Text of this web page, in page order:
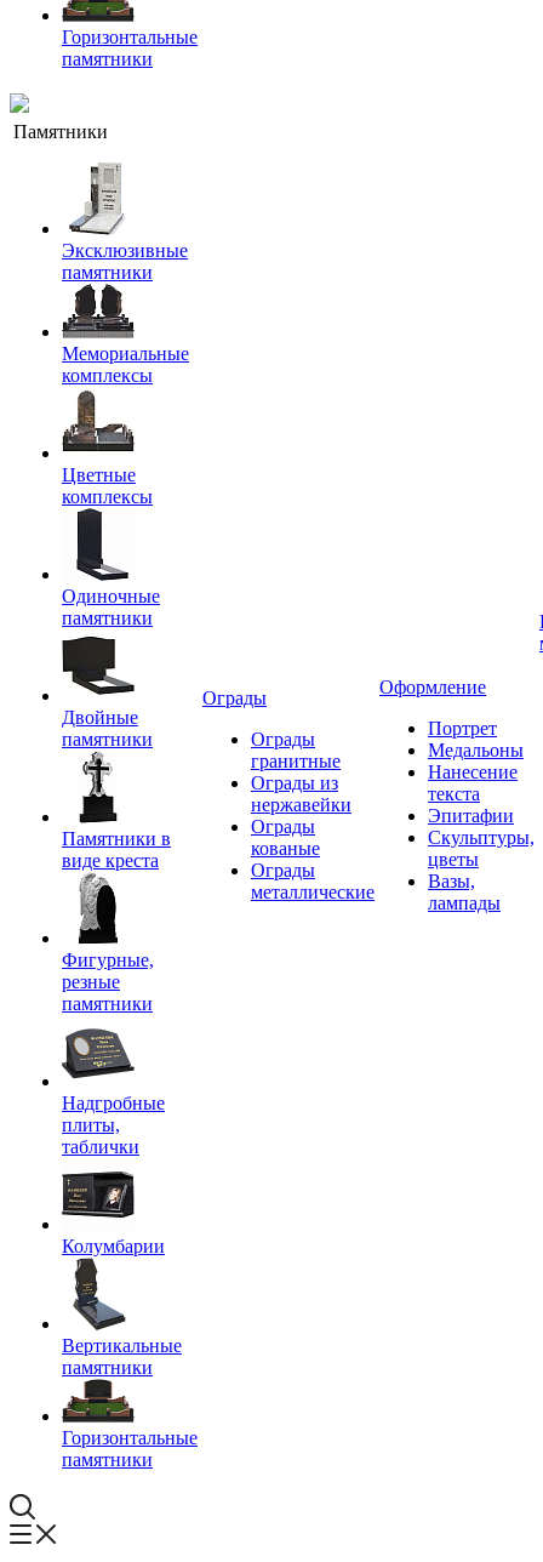
Горизонтальные
памятники
Памятники
Эксклюзивные
памятники
Мемориальные
комплексы
Цветные
комплексы
Одиночные
памятники
Двойные
памятники
Памятники в
виде креста
Фигурные,
резные
памятники
Надгробные
плиты,
таблички
Колумбарии
Вертикальные
памятники
Горизонтальные
памятники
Ограды
Ограды
гранитные
Ограды из
нержавейки
Ограды
кованые
Ограды
металлические
Оформление
Портрет
Медальоны
Нанесение
текста
Эпитафии
Скульптуры,
цветы
Вазы,
лампады